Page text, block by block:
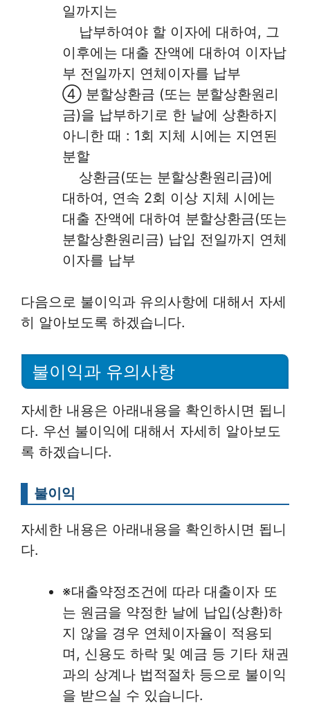
일까지는
납부하여야 할 이자에 대하여, 그
이후에는 대출 잔액에 대하여 이자납
부 전일까지 연체이자를 납부
④ 분할상환금 (또는 분할상환원리
금)을 납부하기로 한 날에 상환하지
아니한 때 : 1회 지체 시에는 지연된
분할
상환금(또는 분할상환원리금)에
대하여, 연속 2회 이상 지체 시에는
대출 잔액에 대하여 분할상환금(또는
분할상환원리금) 납입 전일까지 연체
이자를 납부
다음으로 불이익과 유의사항에 대해서 자세
히 알아보도록 하겠습니다.
불이익과 유의사항
자세한 내용은 아래내용을 확인하시면 됩니
다. 우선 불이익에 대해서 자세히 알아보도
록 하겠습니다.
불이익
자세한 내용은 아래내용을 확인하시면 됩니
다.
※대출약정조건에 따라 대출이자 또
는 원금을 약정한 날에 납입(상환)하
지 않을 경우 연체이자율이 적용되
며, 신용도 하락 및 예금 등 기타 채권
과의 상계나 법적절차 등으로 불이익
을 받으실 수 있습니다.